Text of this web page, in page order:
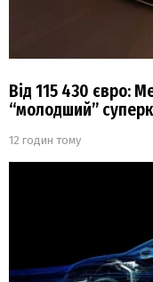
Від 115 430 євро:
“молодший”
12 годин тому